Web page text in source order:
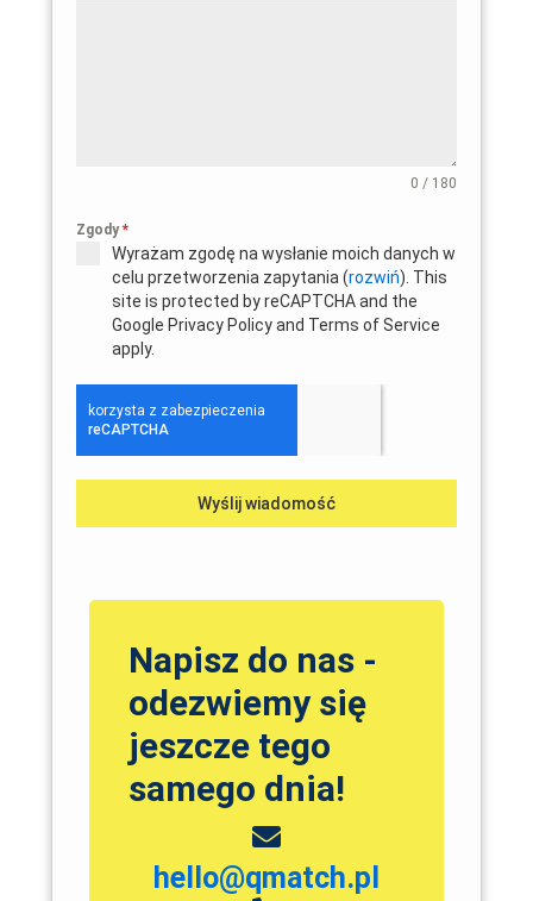
0 / 180
Zgody*
Wyrażam zgodę na wysłanie moich danych w
celu przetworzenia zapytania (rozwiń). This
site is protected by reCAPTCHA and the
Google Privacy Policy and Terms of Service
apply.
Wyślij wiadomość
Napisz do nas -
odezwiemy się
jeszcze tego
samego dnia!
hello@qmatch.pl